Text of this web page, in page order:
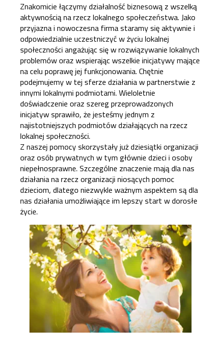
Znakomicie łączymy działalność biznesową z wszelką
aktywnością na rzecz lokalnego społeczeństwa. Jako
przyjazna i nowoczesna firma staramy się aktywnie i
odpowiedzialnie uczestniczyć w życiu lokalnej
społeczności angażując się w rozwiązywanie lokalnych
problemów oraz wspierając wszelkie inicjatywy mające
na celu poprawę jej funkcjonowania. Chętnie
podejmujemy w tej sferze działania w partnerstwie z
innymi lokalnymi podmiotami. Wieloletnie
doświadczenie oraz szereg przeprowadzonych
inicjatyw sprawiło, że jesteśmy jednym z
najistotniejszych podmiotów działających na rzecz
lokalnej społeczności.
Z naszej pomocy skorzystały już dziesiątki organizacji
oraz osób prywatnych w tym głównie dzieci i osoby
niepełnosprawne. Szczególne znaczenie mają dla nas
działania na rzecz organizacji niosących pomoc
dzieciom, dlatego niezwykle ważnym aspektem są dla
nas działania umożliwiające im lepszy start w dorosłe
życie.